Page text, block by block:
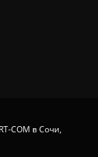
COM в Сочи,